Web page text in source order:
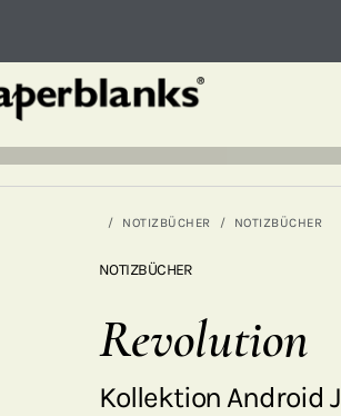
NOTIZBÜCHER NOTIZBÜCHER
NOTIZBÜCHER
Revolution
Kollektion Android